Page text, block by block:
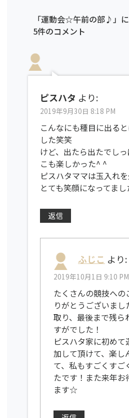
「運動会☆午前の部♪」に
5件のコメント
ピスハタ より:
2019年9月30日 8:18 PM
こんなにも種目に出る
した笑笑
けど、出たら出たでし
こも楽しかった^ ^
ピスハタママは玉入れ
とても笑顔になってま
返信
ふじこ より:
2019年10月1日 9:10 PM
たくさんの競技への
りがとうございま
取り、最後まで残ら
すがでした！
ピスハタ家に初めて
加して頂けて、楽し
て、私もすごくすご
たです！また来年お
ます☆